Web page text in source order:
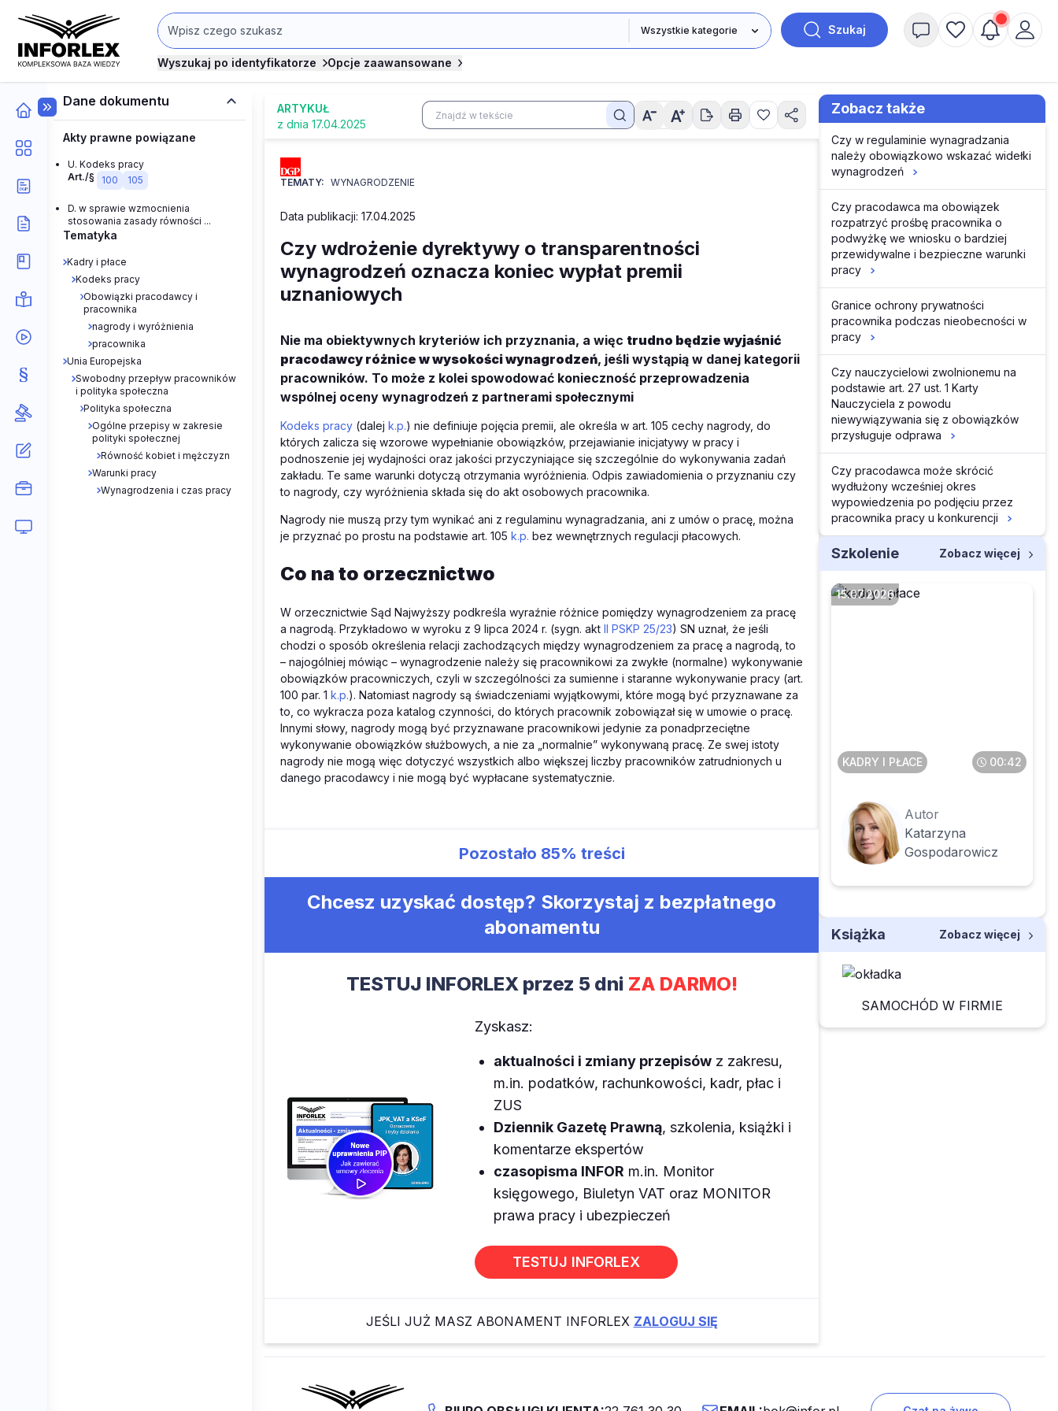
Szukaj
Wyszukaj po identyfikatorze Opcje zaawansowane
Dane dokumentu
Akty prawne powiązane
U. Kodeks pracy
Art./§
100 105
D. w sprawie wzmocnienia
stosowania zasady równości ...
Tematyka
Kadry i płace
Kodeks pracy
Obowiązki pracodawcy i
pracownika
nagrody i wyróżnienia
pracownika
Unia Europejska
Swobodny przepływ pracowników
i polityka społeczna
Polityka społeczna
Ogólne przepisy w zakresie
polityki społecznej
Równość kobiet i mężczyzn
Warunki pracy
Wynagrodzenia i czas pracy
ARTYKUŁ
z dnia 17.04.2025
TEMATY: WYNAGRODZENIE
Data publikacji: 17.04.2025
Czy wdrożenie dyrektywy o transparentności
wynagrodzeń oznacza koniec wypłat premii
uznaniowych
Nie ma obiektywnych kryteriów ich przyznania, a więc trudno będzie wyjaśnić
pracodawcy różnice w wysokości wynagrodzeń, jeśli wystąpią w danej kategorii
pracowników. To może z kolei spowodować konieczność przeprowadzenia
wspólnej oceny wynagrodzeń z partnerami społecznymi
Kodeks pracy (dalej k.p.) nie definiuje pojęcia premii, ale określa w art. 105 cechy nagrody, do
których zalicza się wzorowe wypełnianie obowiązków, przejawianie inicjatywy w pracy i
podnoszenie jej wydajności oraz jakości przyczyniające się szczególnie do wykonywania zadań
zakładu. Te same warunki dotyczą otrzymania wyróżnienia. Odpis zawiadomienia o przyznaniu czy
to nagrody, czy wyróżnienia składa się do akt osobowych pracownika.
Nagrody nie muszą przy tym wynikać ani z regulaminu wynagradzania, ani z umów o pracę, można
je przyznać po prostu na podstawie art. 105 k.p. bez wewnętrznych regulacji płacowych.
Co na to orzecznictwo
W orzecznictwie Sąd Najwyższy podkreśla wyraźnie różnice pomiędzy wynagrodzeniem za pracę
a nagrodą. Przykładowo w wyroku z 9 lipca 2024 r. (sygn. akt II PSKP 25/23) SN uznał, że jeśli
chodzi o sposób określenia relacji zachodzących między wynagrodzeniem za pracę a nagrodą, to
– najogólniej mówiąc – wynagrodzenie należy się pracownikowi za zwykłe (normalne) wykonywanie
obowiązków pracowniczych, czyli w szczególności za sumienne i staranne wykonywanie pracy (art.
100 par. 1 k.p.). Natomiast nagrody są świadczeniami wyjątkowymi, które mogą być przyznawane za
to, co wykracza poza katalog czynności, do których pracownik zobowiązał się w umowie o pracę.
Innymi słowy, nagrody mogą być przyznawane pracownikowi jedynie za ponadprzeciętne
wykonywanie obowiązków służbowych, a nie za „normalnie” wykonywaną pracę. Ze swej istoty
nagrody nie mogą więc dotyczyć wszystkich albo większej liczby pracowników zatrudnionych u
danego pracodawcy i nie mogą być wypłacane systematycznie.
Pozostało 85% treści
Chcesz uzyskać dostęp? Skorzystaj z bezpłatnego
abonamentu
TESTUJ INFORLEX przez 5 dni ZA DARMO!
Zyskasz:
aktualności i zmiany przepisówz zakresu,
m.in. podatków, rachunkowości, kadr, płac i
ZUS
Dziennik Gazetę Prawną, szkolenia, książki i
komentarze ekspertów
czasopisma INFOR m.in. Monitor
księgowego, Biuletyn VAT oraz MONITOR
prawa pracy i ubezpieczeń
TESTUJ INFORLEX
JEŚLI JUŻ MASZ ABONAMENT INFORLEX ZALOGUJ SIĘ
Zobacz także
Czy w regulaminie wynagradzania
należy obowiązkowo wskazać widełki
wynagrodzeń
Czy pracodawca ma obowiązek
rozpatrzyć prośbę pracownika o
podwyżkę we wniosku o bardziej
przewidywalne i bezpieczne warunki
pracy
Granice ochrony prywatności
pracownika podczas nieobecności w
pracy
Czy nauczycielowi zwolnionemu na
podstawie art. 27 ust. 1 Karty
Nauczyciela z powodu
niewywiązywania się z obowiązków
przysługuje odprawa
Czy pracodawca może skrócić
wydłużony wcześniej okres
wypowiedzenia po podjęciu przez
pracownika pracy u konkurencji
Szkolenie Zobacz więcej
15.07.2026
KADRY I PŁACE 00:42
Autor
Katarzyna
Gospodarowicz
Książka Zobacz więcej
SAMOCHÓD W FIRMIE